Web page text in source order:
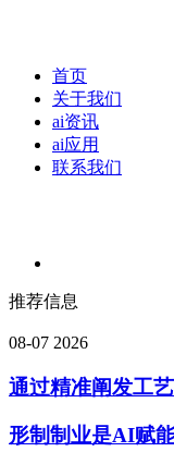
首页
关于我们
ai资讯
ai应用
联系我们
推荐信息
08-07 2026
通过精准阐发工
形制制业是AI赋